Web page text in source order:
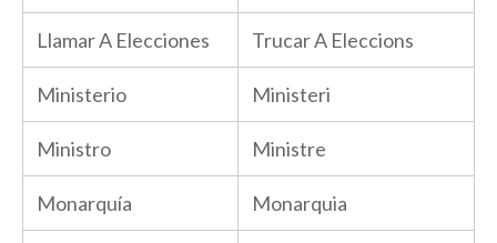
Llamar A Elecciones Trucar A Eleccions
Ministerio Ministeri
Ministro Ministre
Monarquía Monarquia